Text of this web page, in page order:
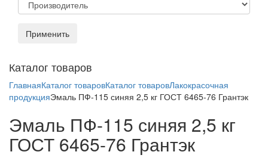
Применить
Каталог товаров
ГлавнаяКаталог товаровКаталог товаровЛакокрасочная
продукцияЭмаль ПФ-115 синяя 2,5 кг ГОСТ 6465-76 Грантэк
Эмаль ПФ-115 синяя 2,5 кг
ГОСТ 6465-76 Грантэк